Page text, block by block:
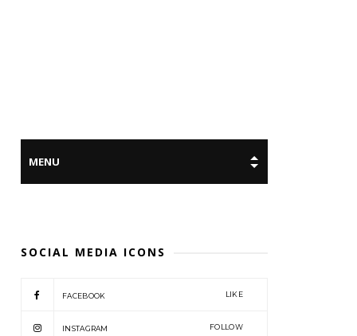
SOCIAL MEDIA ICONS
FACEBOOK LIKE
INSTAGRAM FOLLOW